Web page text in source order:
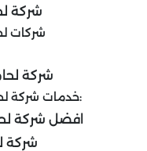
شركة
شركات
شركة
خدمات شركة لحام الخزانات الفيبر جلاس بالرياض:
افضل شركة
شركة